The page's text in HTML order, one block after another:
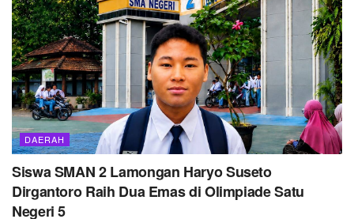
DAERAH
Siswa SMAN 2 Lamongan Haryo Suseto
Dirgantoro Raih Dua Emas di Olimpiade Satu
Negeri 5